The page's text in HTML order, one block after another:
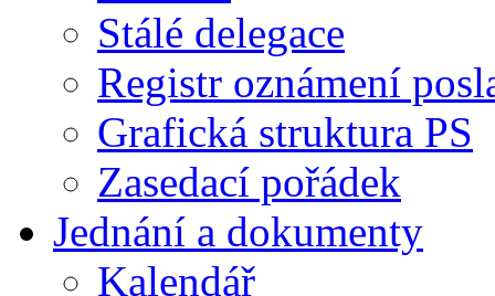
Stálé delegace
Registr oznámení
Grafická struktura PS
Zasedací pořádek
Jednání a dokumenty
Kalendář